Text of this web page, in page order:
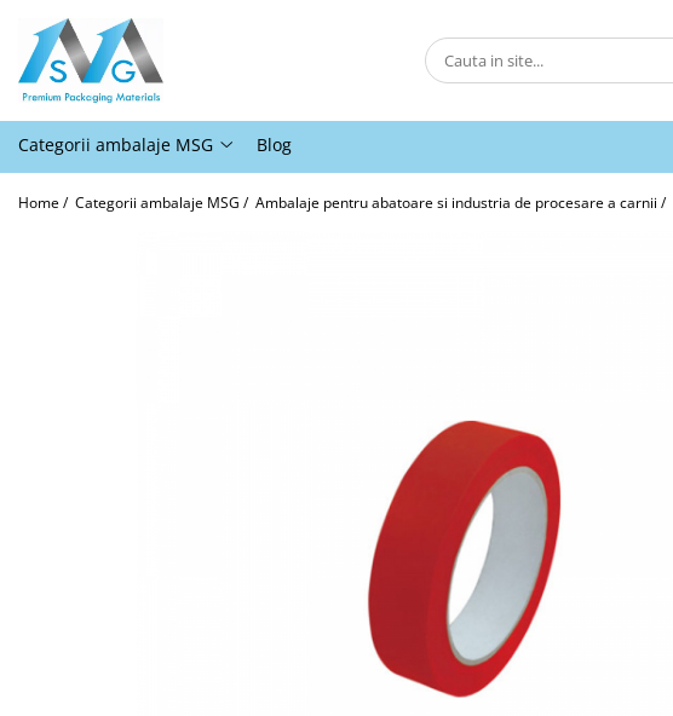
Categorii ambalaje MSG
Ambalaje pentru panificatie,
patiserii, fast-food si horeca
Categorii ambalaje MSG Blog
Home / Categorii ambalaje MSG / Ambalaje pentru abatoare si industria de procesare a carnii /